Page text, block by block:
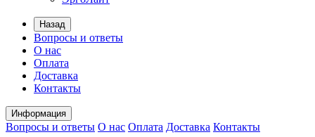
Назад
Вопросы и ответы
О нас
Оплата
Доставка
Контакты
Информация
Вопросы и ответы О нас Оплата Доставка Контакты